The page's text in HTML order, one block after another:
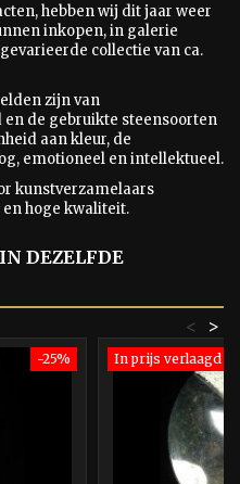
hebben wij dit jaar weer
inkopen, in galerie
collectie van ca.
zijn van
de gebruikte steensoorten
aan kleur, de
emotioneel en intellektueel.
kunstverzamelaars
hoge kwaliteit.
DEZELFDE
>
<
-25% In prijs verlaagd